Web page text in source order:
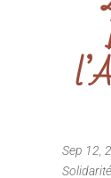
Sep 12,
Solidarité